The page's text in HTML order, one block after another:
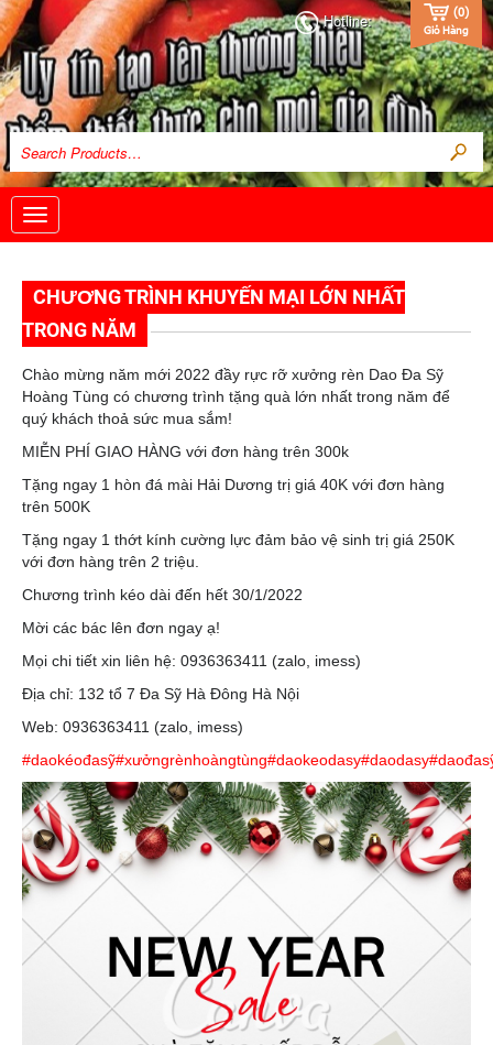
(0)
Giỏ Hàng
Hotline:
Toggle
navigation
CHƯƠNG TRÌNH KHUYẾN MẠI LỚN NHẤT
TRONG NĂM
Chào mừng năm mới 2022 đầy rực rỡ xưởng rèn Dao Đa Sỹ
Hoàng Tùng có chương trình tặng quà lớn nhất trong năm để
quý khách thoả sức mua sắm!
MIỄN PHÍ GIAO HÀNG với đơn hàng trên 300k
Tặng ngay 1 hòn đá mài Hải Dương trị giá 40K với đơn hàng
trên 500K
Tặng ngay 1 thớt kính cường lực đảm bảo vệ sinh trị giá 250K
với đơn hàng trên 2 triệu.
Chương trình kéo dài đến hết 30/1/2022
Mời các bác lên đơn ngay ạ!
Mọi chi tiết xin liên hệ: 0936363411 (zalo, imess)
Địa chỉ: 132 tổ 7 Đa Sỹ Hà Đông Hà Nội
Web: 0936363411 (zalo, imess)
#daokéođasỹ#xưởngrènhoàngtùng#daokeodasy#daodasy